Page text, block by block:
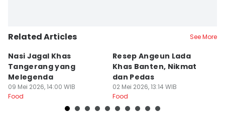
Related Articles See More
Nasi Jagal Khas
Tangerang yang
Melegenda
09 Mei 2026, 14:00 WIB
Food
Resep Angeun Lada
Khas Banten, Nikmat
dan Pedas
02 Mei 2026, 13:14 WIB
Food